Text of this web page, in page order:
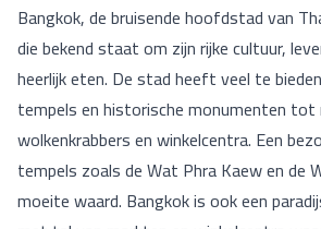
Bangkok, de bruisende hoofdstad van
die bekend staat om zijn rijke cultuur,
heerlijk eten. De stad heeft veel te
tempels en historische monumenten tot
wolkenkrabbers en winkelcentra. Een
tempels zoals de Wat Phra Kaew en de
moeite waard. Bangkok is ook een